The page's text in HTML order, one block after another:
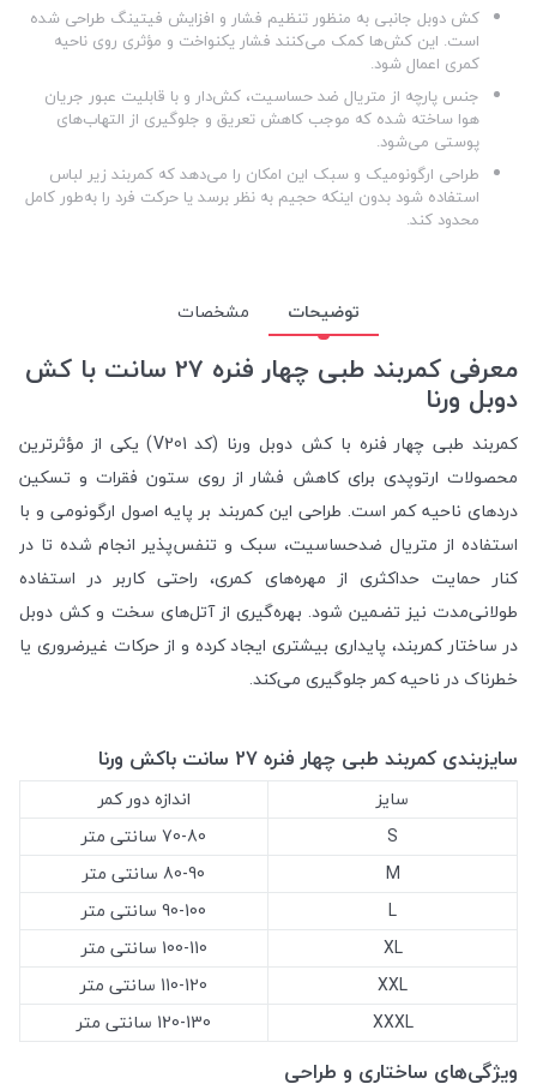
کش دوبل جانبی به منظور تنظیم فشار و افزایش فیتینگ طراحی شده
است. این کش‌ها کمک می‌کنند فشار یکنواخت و مؤثری روی ناحیه
کمری اعمال شود.
جنس پارچه از متریال ضد حساسیت، کش‌دار و با قابلیت عبور جریان
هوا ساخته شده که موجب کاهش تعریق و جلوگیری از التهاب‌های
پوستی می‌شود.
طراحی ارگونومیک و سبک این امکان را می‌دهد که کمربند زیر لباس
استفاده شود بدون اینکه حجیم به نظر برسد یا حرکت فرد را به‌طور کامل
محدود کند.
توضیحات مشخصات
معرفی کمربند طبی چهار فنره 27 سانت با کش
دوبل ورنا
کمربند طبی چهار فنره با کش دوبل ورنا (کد V201) یکی از مؤثرترین
محصولات ارتوپدی برای کاهش فشار از روی ستون فقرات و تسکین
دردهای ناحیه کمر است. طراحی این کمربند بر پایه اصول ارگونومی و با
استفاده از متریال ضدحساسیت، سبک و تنفس‌پذیر انجام شده تا در
کنار حمایت حداکثری از مهره‌های کمری، راحتی کاربر در استفاده
طولانی‌مدت نیز تضمین شود. بهره‌گیری از آتل‌های سخت و کش دوبل
در ساختار کمربند، پایداری بیشتری ایجاد کرده و از حرکات غیرضروری یا
خطرناک در ناحیه کمر جلوگیری می‌کند.
سایزبندی کمربند طبی چهار فنره 27 سانت باکش ورنا
سایز
اندازه دور کمر
S
70-80 سانتی متر
M
80-90 سانتی متر
L
90-100 سانتی متر
XL
100-110 سانتی متر
XXL
110-120 سانتی متر
XXXL
120-130 سانتی متر
ویژگی‌های ساختاری و طراحی